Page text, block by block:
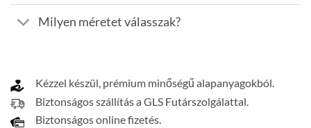
Milyen méretet válasszak?
Kézzel készül, prémium minőségű alapanyagokból.
Biztonságos szállítás a GLS Futárszolgálattal.
Biztonságos online fizetés.